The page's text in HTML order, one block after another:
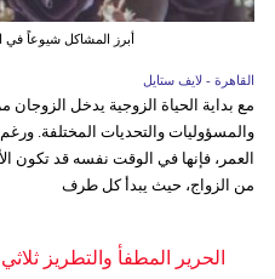
أبرز المشاكل شيوعاً في
القاهرة - لايف ستايل
مع بداية الحياة الزوجية يدخل الزوجان
والمسؤوليات والتحديات المختلفة.
العمر، فإنها في الوقت نفسه قد تكون
من الزواج، حيث يبدأ كل طرف
الحرير المطفأ والتطريز